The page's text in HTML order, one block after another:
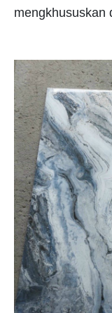
mengkhususkan